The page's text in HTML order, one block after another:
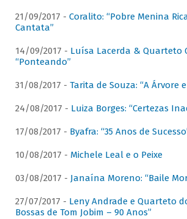
21/09/2017 - Coralito: “Pobre Menina
Cantata”
14/09/2017 - Luísa Lacerda & Quarteto
“Ponteando”
31/08/2017 - Tarita de Souza: “A Árvore
24/08/2017 - Luiza Borges: “Certezas
17/08/2017 - Byafra: “35 Anos de
10/08/2017 - Michele Leal e o Peixe
03/08/2017 - Janaína Moreno: “Baile
27/07/2017 - Leny Andrade e Quarteto
Bossas de Tom Jobim – 90 Anos”